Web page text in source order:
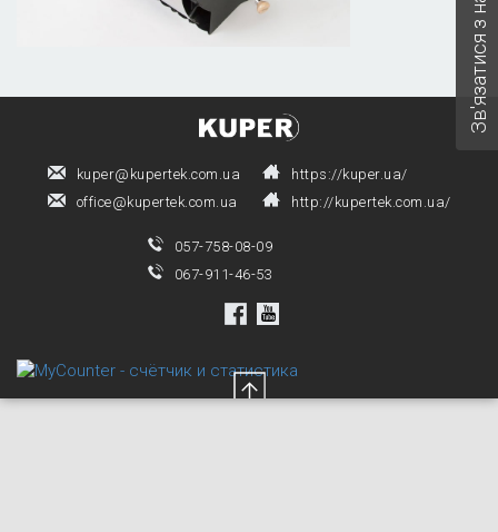
kuper@kupertek.com.ua
office@kupertek.com.ua
https://kuper.ua/
http://kupertek.com.ua/
057-758-08-09
067-911-46-53
Зв'язатися з нами